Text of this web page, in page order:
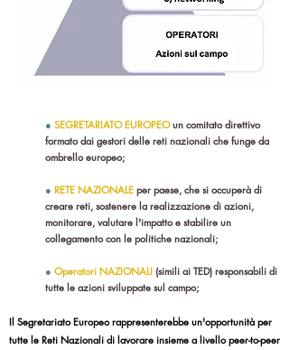
● SEGRETARIATO EUROPEOun comitato direttivo
formato dai gestori delle reti nazionali che funge da
ombrello europeo;
● RETE NAZIONALE per paese, che si occuperà di
creare reti, sostenere la realizzazione di azioni,
monitorare, valutare l'impatto e stabilire un
collegamento con le politiche nazionali;
● Operatori NAZIONALI (simili ai TED) responsabili di
tutte le azioni sviluppate sul campo;
Il Segretariato Europeo rappresenterebbe un'opportunità per
tutte le Reti Nazionali di lavorare insieme a livello peer-to-peer